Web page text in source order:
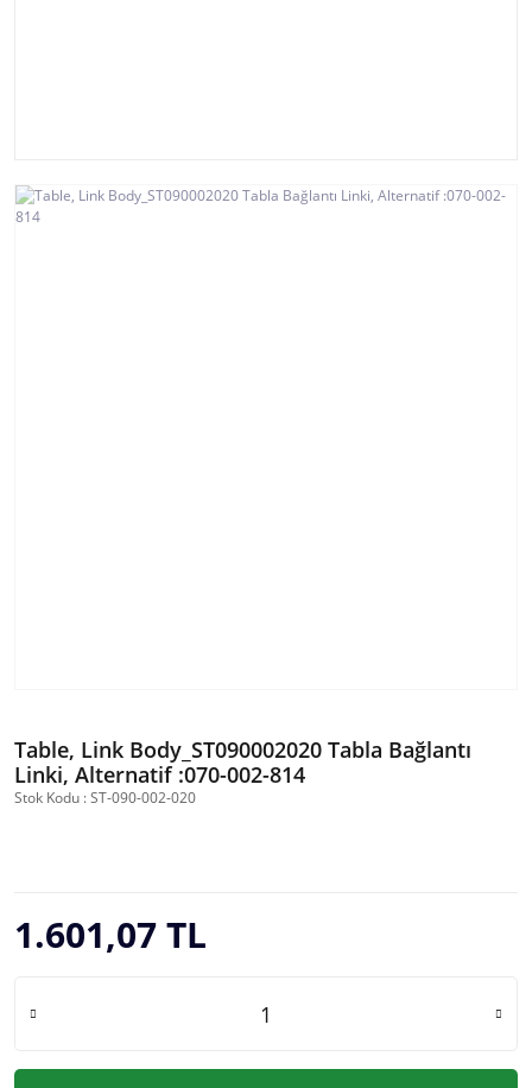
Table, Link Body_ST090002020 Tabla Bağlantı
Linki, Alternatif :070-002-814
Stok Kodu : ST-090-002-020
1.601,07 TL